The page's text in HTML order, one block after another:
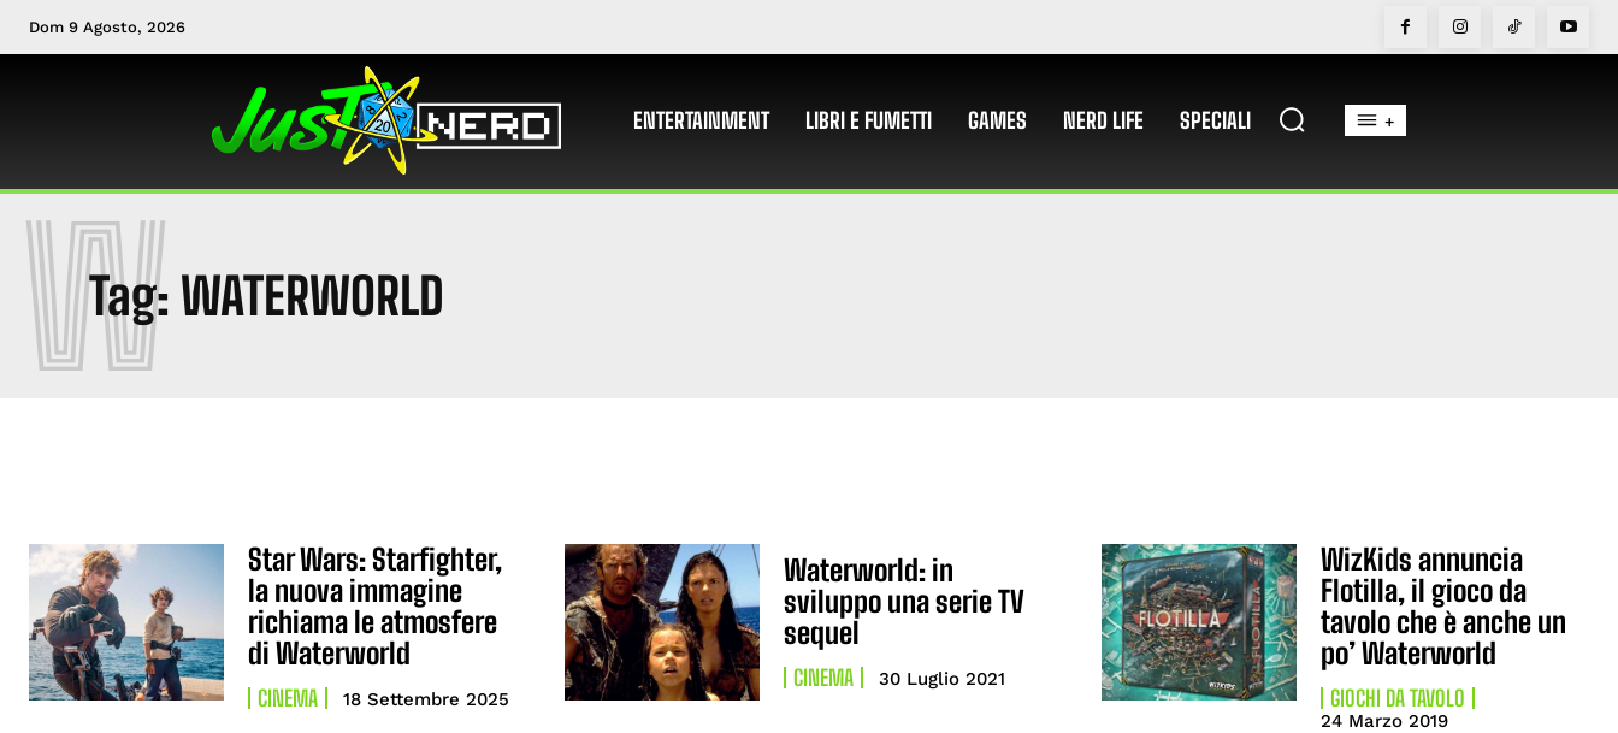
Dom 9 Agosto, 2026
ENTERTAINMENT LIBRI E FUMETTI GAMES NERD LIFE SPECIALI +
Tag: WATERWORLD
W
Star Wars: Starfighter,
la nuova immagine
richiama le atmosfere
di Waterworld
CINEMA 18 Settembre 2025
Waterworld: in
sviluppo una serie TV
sequel
CINEMA 30 Luglio 2021
WizKids annuncia
Flotilla, il gioco da
tavolo che è anche un
po’ Waterworld
GIOCHI DA TAVOLO
24 Marzo 2019